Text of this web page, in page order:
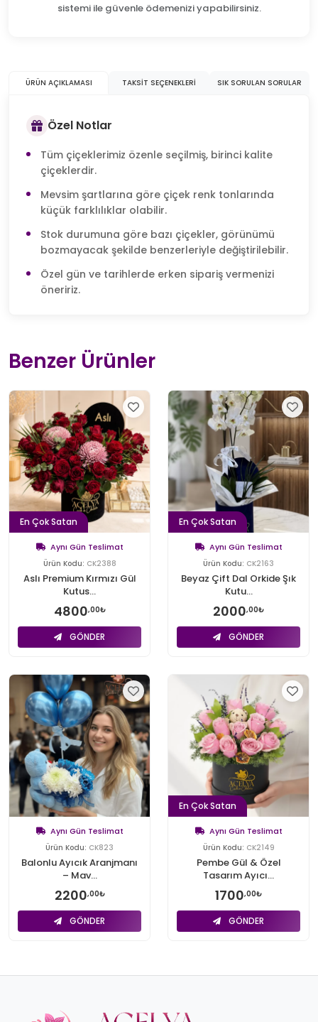
sistemi ile güvenle ödemenizi yapabilirsiniz.
ÜRÜN AÇIKLAMASI TAKSIT SEÇENEKLERI SIK SORULAN SORULAR
Özel Notlar
Tüm çiçeklerimiz özenle seçilmiş, birinci kalite
çiçeklerdir.
Mevsim şartlarına göre çiçek renk tonlarında
küçük farklılıklar olabilir.
Stok durumuna göre bazı çiçekler, görünümü
bozmayacak şekilde benzerleriyle değiştirilebilir.
Özel gün ve tarihlerde erken sipariş vermenizi
öneririz.
Benzer Ürünler
En Çok Satan
Aynı Gün Teslimat
Ürün Kodu: CK2388
Aslı Premium Kırmızı Gül
Kutus...
4800,00₺
GÖNDER
En Çok Satan
Aynı Gün Teslimat
Ürün Kodu: CK2163
Beyaz Çift Dal Orkide Şık
Kutu...
2000,00₺
GÖNDER
Aynı Gün Teslimat
Ürün Kodu: CK823
Balonlu Ayıcık Aranjmanı
– Mav...
2200,00₺
GÖNDER
En Çok Satan
Aynı Gün Teslimat
Ürün Kodu: CK2149
Pembe Gül & Özel
Tasarım Ayıcı...
1700,00₺
GÖNDER